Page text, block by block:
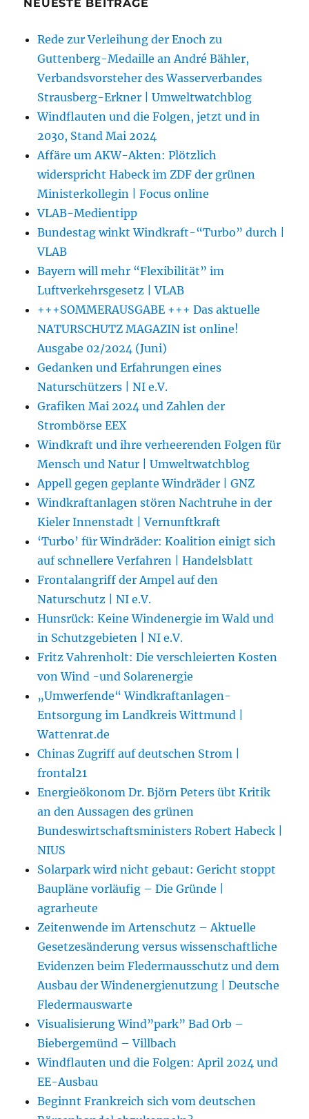
NEUESTE BEITRÄGE
Rede zur Verleihung der Enoch zu
Guttenberg-Medaille an André Bähler,
Verbandsvorsteher des Wasserverbandes
Strausberg-Erkner | Umweltwatchblog
Windflauten und die Folgen, jetzt und in
2030, Stand Mai 2024
Affäre um AKW-Akten: Plötzlich
widerspricht Habeck im ZDF der grünen
Ministerkollegin | Focus online
VLAB-Medientipp
Bundestag winkt Windkraft-“Turbo” durch |
VLAB
Bayern will mehr “Flexibilität” im
Luftverkehrsgesetz | VLAB
+++SOMMERAUSGABE +++ Das aktuelle
NATURSCHUTZ MAGAZIN ist online!
Ausgabe 02/2024 (Juni)
Gedanken und Erfahrungen eines
Naturschützers | NI e.V.
Grafiken Mai 2024 und Zahlen der
Strombörse EEX
Windkraft und ihre verheerenden Folgen für
Mensch und Natur | Umweltwatchblog
Appell gegen geplante Windräder | GNZ
Windkraftanlagen stören Nachtruhe in der
Kieler Innenstadt | Vernunftkraft
‘Turbo’ für Windräder: Koalition einigt sich
auf schnellere Verfahren | Handelsblatt
Frontalangriff der Ampel auf den
Naturschutz | NI e.V.
Hunsrück: Keine Windenergie im Wald und
in Schutzgebieten | NI e.V.
Fritz Vahrenholt: Die verschleierten Kosten
von Wind -und Solarenergie
„Umwerfende“ Windkraftanlagen-
Entsorgung im Landkreis Wittmund |
Wattenrat.de
Chinas Zugriff auf deutschen Strom |
frontal21
Energieökonom Dr. Björn Peters übt Kritik
an den Aussagen des grünen
Bundeswirtschaftsministers Robert Habeck |
NIUS
Solarpark wird nicht gebaut: Gericht stoppt
Baupläne vorläufig – Die Gründe |
agrarheute
Zeitenwende im Artenschutz – Aktuelle
Gesetzesänderung versus wissenschaftliche
Evidenzen beim Fledermausschutz und dem
Ausbau der Windenergienutzung | Deutsche
Fledermauswarte
Visualisierung Wind”park” Bad Orb –
Biebergemünd – Villbach
Windflauten und die Folgen: April 2024 und
EE-Ausbau
Beginnt Frankreich sich vom deutschen